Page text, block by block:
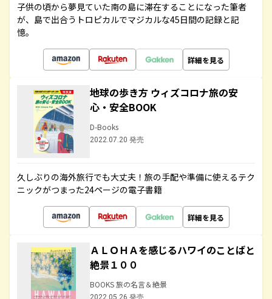
子供の頃から夢見ていた南の島に滞在することになった筆者
が、島で出合うトロピカルでマジカルな45日間の記録と記
憶。
詳細を見る
地球の歩き方 ウィズコロナ旅の安
心・安全BOOK
D-Books
2022.07.20 発売
久しぶりの海外旅行でも大丈夫！旅の手配や準備に使えるテク
ニックがつまった24ページの電子書籍
詳細を見る
ＡＬＯＨＡを感じるハワイのことばと
絶景１００
BOOKS 旅の名言＆絶景
2022.05.26 発売